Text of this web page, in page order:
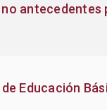
antecedentes
Educación